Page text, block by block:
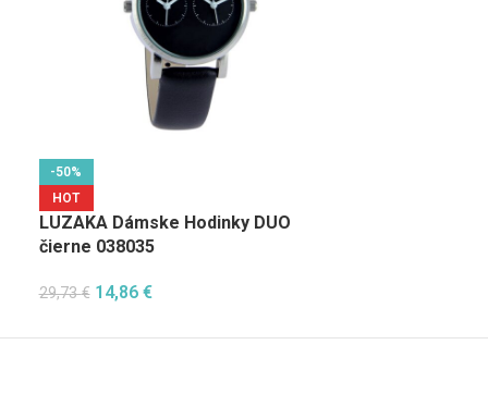
-50%
HOT
LUZAKA Dámske Hodinky DUO
čierne 038035
29,73€ 14,86 €